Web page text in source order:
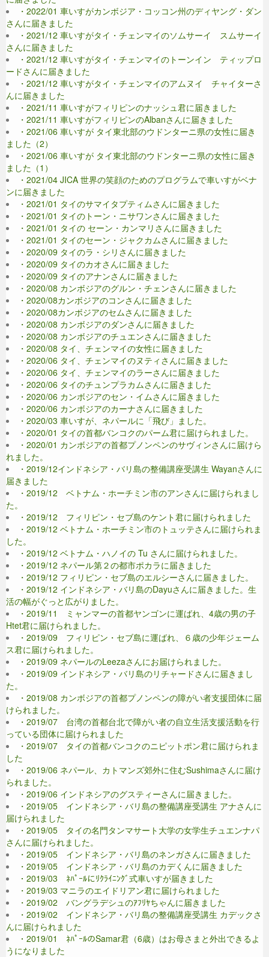
・2022/01 車いすがカンボジア・コッコン州のディヤング・ダン
さんに届きました
・2021/12 車いすがタイ・チェンマイのソムサーイ スムサーイ
さんに届きました
・2021/12 車いすがタイ・チェンマイのトーンイン ティップロ
ードさんに届きました
・2021/12 車いすがタイ・チェンマイのアムヌイ チャイターさ
んに届きました
・2021/11 車いすがフィリピンのナッシュ君に届きました
・2021/11 車いすがフィリピンのAlbanさんに届きました
・2021/06 車いすが タイ東北部のウドンターニ県の女性に届き
ました（2）
・2021/06 車いすが タイ東北部のウドンターニ県の女性に届き
ました（1）
・2021/04 JICA 世界の笑顔のためのプログラムで車いすがベナ
ンに届きました
・2021/01 タイのサマイタプティムさんに届きました
・2021/01 タイのトーン・ニサワンさんに届きました
・2021/01 タイの セーン・カンマリさんに届きました
・2021/01 タイのセーン・ジャクカムさんに届きました
・2020/09 タイのラ・シリさんに届きました
・2020/09 タイのカオさんに届きました
・2020/09 タイのアナンさんに届きました
・2020/08 カンボジアのグルン・チェンさんに届きました
・2020/08カンボジアのコンさんに届きました
・2020/08カンボジアのセムさんに届きました
・2020/08 カンボジアのダンさんに届きました
・2020/08 カンボジアのチュエンさんに届きました
・2020/08 タイ、チェンマイの女性に届きました
・2020/06 タイ、チェンマイのヌティさんに届きました
・2020/06 タイ、チェンマイのラーさんに届きました
・2020/06 タイのチュンプラカムさんに届きました
・2020/06 カンボジアのセン・イムさんに届きました
・2020/06 カンボジアのカーナさんに届きました
・2020/03 車いすが、ネパールに「飛び」ました。
・2020/01 タイの首都バンコクのパーム君に届けられました。
・2020/01 カンボジアの首都プノンペンのサヴィンさんに届けら
れました。
・2019/12インドネシア・バリ島の整備講座受講生 Wayanさんに
届きました
・2019/12 ベトナム・ホーチミン市のアンさんに届けられまし
た。
・2019/12 フィリピン・セブ島のケント君に届けられました
・2019/12 ベトナム・ホーチミン市のトュッテさんに届けられま
した。
・2019/12 ベトナム・ハノイの Tu さんに届けられました。
・2019/12 ネパール第２の都市ポカラに届きました
・2019/12 フィリピン・セブ島のエルシーさんに届きました。
・2019/12 インドネシア・バリ島のDayuさんに届きました。生
活の幅がぐっと広がりました。
・2019/11 ミャンマーの首都ヤンゴンに運ばれ、4歳の男の子
Htet君に届けられました。
・2019/09 フィリピン・セブ島に運ばれ、６歳の少年ジェーム
ス君に届けられました。
・2019/09 ネパールのLeezaさんにお届けられました。
・2019/09 インドネシア・バリ島のリチャードさんに届きまし
た。
・2019/08 カンボジアの首都プノンペンの障がい者支援団体に届
けられました。
・2019/07 台湾の首都台北で障がい者の自立生活支援活動を行
っている団体に届けられました
・2019/07 タイの首都バンコクのニピットポン君に届けられま
した
・2019/06 ネパール、カトマンズ郊外に住むSushimaさんに届け
られました。
・2019/06 インドネシアのグスティーさんに届きました。
・2019/05 インドネシア・バリ島の整備講座受講生 アナさんに
届けられました
・2019/05 タイの名門タンマサート大学の女学生チュエンナパ
さんに届けられました。
・2019/05 インドネシア・バリ島のネンガさんに届きました
・2019/05 インドネシア・バリ島のカデくんに届きました
・2019/03 ﾈﾊﾟｰﾙにﾘｸﾗｲﾆﾝｸﾞ式車いすが届きました
・2019/03 マニラのエイドリアン君に届けられました
・2019/02 バングラデシュのｱﾌﾘﾔちゃんに届きました
・2019/02 インドネシア・バリ島の整備講座受講生 カデックさ
んに届けられました
・2019/01 ﾈﾊﾟｰﾙのSamar君（6歳）はお母さまと外出できるよ
うになりました